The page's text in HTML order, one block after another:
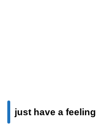
just have a feeling